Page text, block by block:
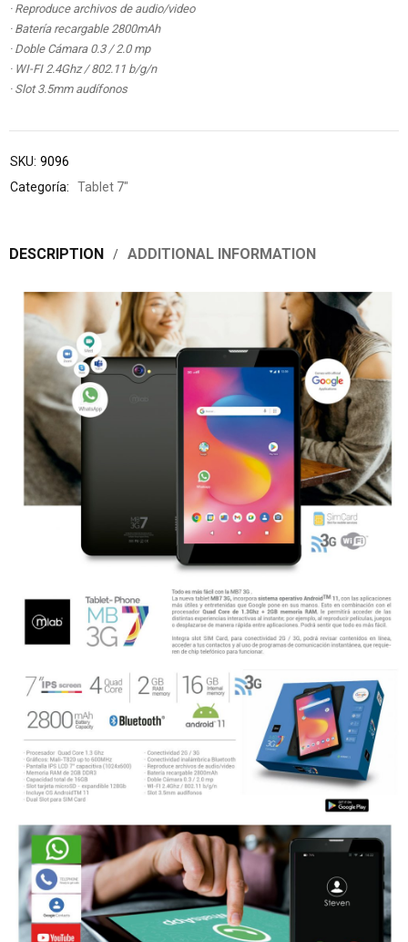
· Reproduce archivos de audio/video
· Batería recargable 2800mAh
· Doble Cámara 0.3 / 2.0 mp
· WI-FI 2.4Ghz / 802.11 b/g/n
· Slot 3.5mm audífonos
SKU: 9096
Categoría:
Tablet 7"
DESCRIPTION ADDITIONAL INFORMATION